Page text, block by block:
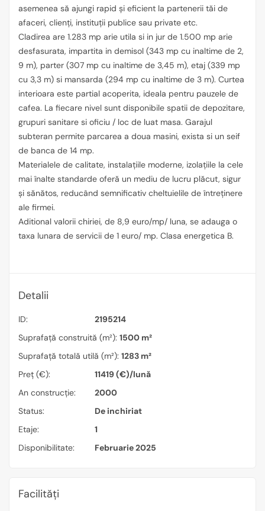
asemenea să ajungi rapid și eficient la partenerii tăi de
afaceri, clienți, instituții publice sau private etc.
Cladirea are 1.283 mp arie utila si in jur de 1.500 mp arie
desfasurata, impartita in demisol (343 mp cu inaltime de 2,
9 m), parter (307 mp cu inaltime de 3,45 m), etaj (339 mp
cu 3,3 m) si mansarda (294 mp cu inaltime de 3 m). Curtea
interioara este partial acoperita, ideala pentru pauzele de
cafea. La fiecare nivel sunt disponibile spatii de depozitare,
grupuri sanitare si oficiu / loc de luat masa. Garajul
subteran permite parcarea a doua masini, exista si un seif
de banca de 14 mp.
Materialele de calitate, instalațiile moderne, izolațiile la cele
mai înalte standarde oferă un mediu de lucru plăcut, sigur
și sănătos, reducând semnificativ cheltuielile de întreținere
ale firmei.
Aditional valorii chiriei, de 8,9 euro/mp/ luna, se adauga o
taxa lunara de servicii de 1 euro/ mp. Clasa energetica B.
Detalii
ID:
2195214
Suprafață construită (m²): 1500 m²
Suprafață totală utilă (m²): 1283 m²
Preț (€):
11419 (€)/lună
An construcție:
2000
Status:
De inchiriat
Etaje:
1
Disponibilitate:
Februarie 2025
Facilități